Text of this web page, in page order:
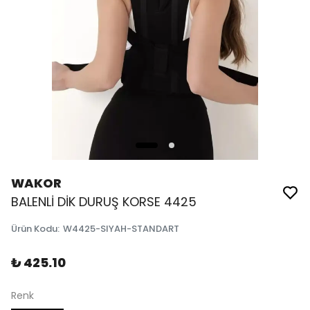
WAKOR
BALENLİ DİK DURUŞ KORSE 4425
Ürün Kodu: W4425-SIYAH-STANDART
₺ 425.10
Renk